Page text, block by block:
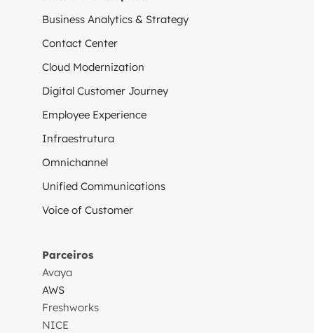
Business Analytics & Strategy
Contact Center
Cloud Modernization
Digital Customer Journey
Employee Experience
Infraestrutura
Omnichannel
Unified Communications
Voice of Customer
Parceiros
Avaya
AWS
Freshworks
NICE